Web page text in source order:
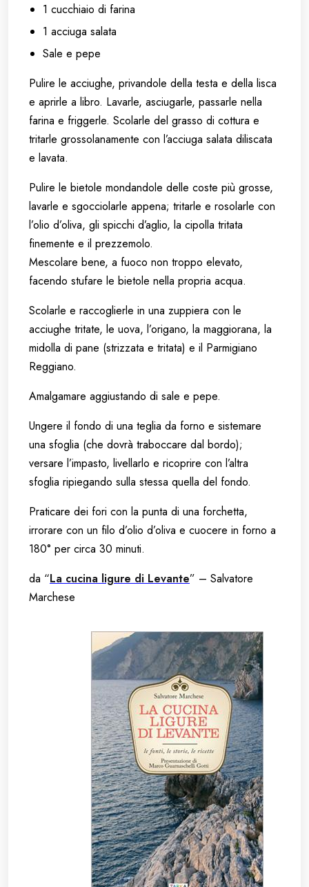
1 cucchiaio di farina
1 acciuga salata
Sale e pepe
Pulire le acciughe, privandole della testa e della lisca
e aprirle a libro. Lavarle, asciugarle, passarle nella
farina e friggerle. Scolarle del grasso di cottura e
tritarle grossolanamente con l’acciuga salata diliscata
e lavata.
Pulire le bietole mondandole delle coste più grosse,
lavarle e sgocciolarle appena; tritarle e rosolarle con
l’olio d’oliva, gli spicchi d’aglio, la cipolla tritata
finemente e il prezzemolo.
Mescolare bene, a fuoco non troppo elevato,
facendo stufare le bietole nella propria acqua.
Scolarle e raccoglierle in una zuppiera con le
acciughe tritate, le uova, l’origano, la maggiorana, la
midolla di pane (strizzata e tritata) e il Parmigiano
Reggiano.
Amalgamare aggiustando di sale e pepe.
Ungere il fondo di una teglia da forno e sistemare
una sfoglia (che dovrà traboccare dal bordo);
versare l’impasto, livellarlo e ricoprire con l’altra
sfoglia ripiegando sulla stessa quella del fondo.
Praticare dei fori con la punta di una forchetta,
irrorare con un filo d’olio d’oliva e cuocere in forno a
180° per circa 30 minuti.
da “La cucina ligure di Levante” – Salvatore
Marchese